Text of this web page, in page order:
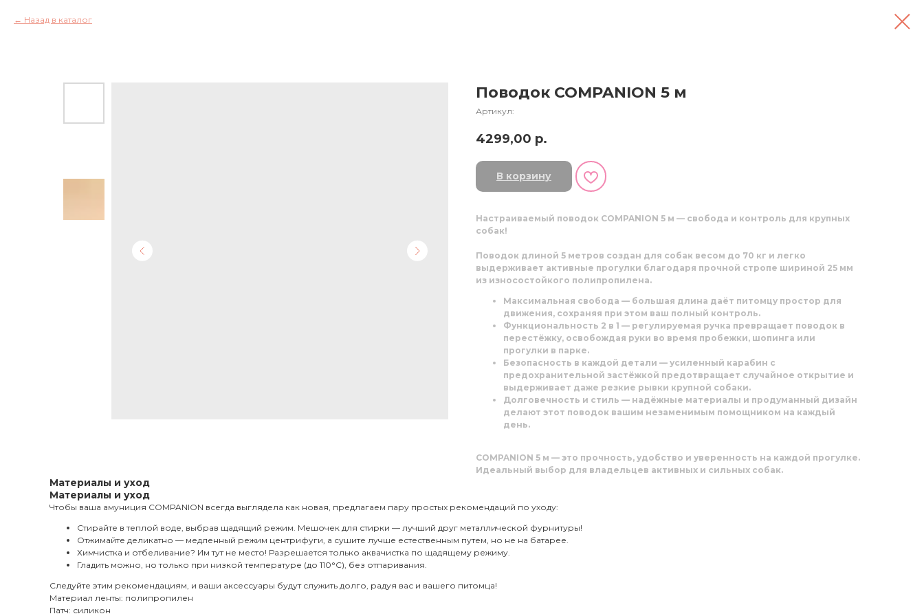
Назад в каталог
Поводок COMPANION 5 м
Артикул:
4299,00 р.
В корзину
Настраиваемый поводок COMPANION 5 м — свобода и контроль для крупных
собак!
Поводок длиной 5 метров создан для собак весом до 70 кг и легко
выдерживает активные прогулки благодаря прочной стропе шириной 25 мм
из износостойкого полипропилена.
Максимальная свобода — большая длина даёт питомцу простор для
движения, сохраняя при этом ваш полный контроль.
Функциональность 2 в 1 — регулируемая ручка превращает поводок в
перестёжку, освобождая руки во время пробежки, шопинга или
прогулки в парке.
Безопасность в каждой детали — усиленный карабин с
предохранительной застёжкой предотвращает случайное открытие и
выдерживает даже резкие рывки крупной собаки.
Долговечность и стиль — надёжные материалы и продуманный дизайн
делают этот поводок вашим незаменимым помощником на каждый
день.
COMPANION 5 м — это прочность, удобство и уверенность на каждой прогулке.
Идеальный выбор для владельцев активных и сильных собак.
Материалы и уход
Материалы и уход
Чтобы ваша амуниция COMPANION всегда выглядела как новая, предлагаем пару простых рекомендаций по уходу:
Стирайте в теплой воде, выбрав щадящий режим. Мешочек для стирки — лучший друг металлической фурнитуры!
Отжимайте деликатно — медленный режим центрифуги, а сушите лучше естественным путем, но не на батарее.
Химчистка и отбеливание? Им тут не место! Разрешается только аквачистка по щадящему режиму.
Гладить можно, но только при низкой температуре (до 110°C), без отпаривания.
Следуйте этим рекомендациям, и ваши аксессуары будут служить долго, радуя вас и вашего питомца!
Материал ленты: полипропилен
Патч: силикон